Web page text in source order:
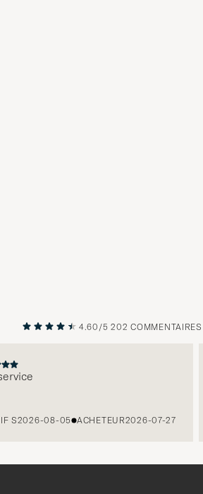
4.60/5 202 COMMENTAIRES
08-05 ACHETEUR2026-07-27